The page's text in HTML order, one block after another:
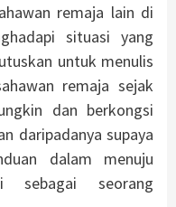
remaja lain di
situasi yang
untuk menulis
remaja sejak
dan berkongsi
daripadanya supaya
dalam menuju
sebagai seorang